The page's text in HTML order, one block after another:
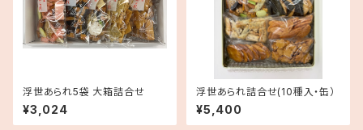
浮世あられ5袋 大箱詰合せ
¥3,024
浮世あられ詰合せ(10種入・缶）
¥5,400